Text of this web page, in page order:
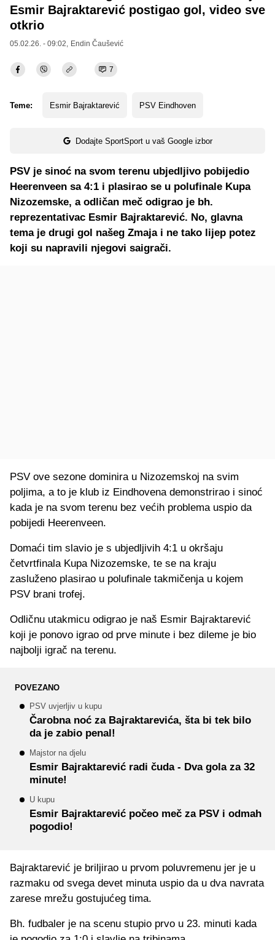
Esmir Bajraktarević postigao gol, video sve
otkrio
05.02.26. - 09:02, Endin Čaušević
7
Teme: Esmir Bajraktarević PSV Eindhoven
Dodajte SportSport u vaš Google izbor
PSV je sinoć na svom terenu ubjedljivo pobijedio
Heerenveen sa 4:1 i plasirao se u polufinale Kupa
Nizozemske, a odličan meč odigrao je bh.
reprezentativac Esmir Bajraktarević. No, glavna
tema je drugi gol našeg Zmaja i ne tako lijep potez
koji su napravili njegovi saigrači.
PSV ove sezone dominira u Nizozemskoj na svim
poljima, a to je klub iz Eindhovena demonstrirao i sinoć
kada je na svom terenu bez većih problema uspio da
pobijedi Heerenveen.
Domaći tim slavio je s ubjedljivih 4:1 u okršaju
četvrtfinala Kupa Nizozemske, te se na kraju
zasluženo plasirao u polufinale takmičenja u kojem
PSV brani trofej.
Odličnu utakmicu odigrao je naš Esmir Bajraktarević
koji je ponovo igrao od prve minute i bez dileme je bio
najbolji igrač na terenu.
POVEZANO
PSV uvjerljiv u kupu
Čarobna noć za Bajraktarevića, šta bi tek bilo
da je zabio penal!
Majstor na djelu
Esmir Bajraktarević radi čuda - Dva gola za 32
minute!
U kupu
Esmir Bajraktarević počeo meč za PSV i odmah
pogodio!
Bajraktarević je briljirao u prvom poluvremenu jer je u
razmaku od svega devet minuta uspio da u dva navrata
zarese mrežu gostujućeg tima.
Bh. fudbaler je na scenu stupio prvo u 23. minuti kada